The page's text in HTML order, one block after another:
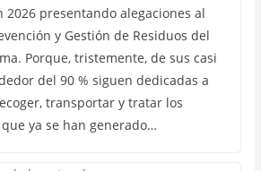
presentando alegaciones al
y Gestión de Residuos del
Porque, tristemente, de sus casi
del 90 % siguen dedicadas a
transportar y tratar los
ya se han generado…